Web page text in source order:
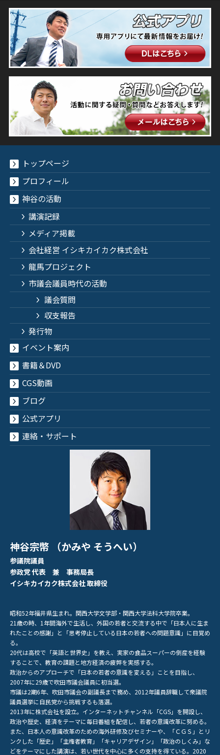
トップページ
プロフィール
神谷の活動
講演記録
メディア掲載
会社経営 イシキカイカク株式会社
龍馬プロジェクト
市議会議員時代の活動
議会質問
収支報告
発行物
イベント案内
書籍＆DVD
CGS動画
ブログ
公式アプリ
連絡・サポート
神谷宗幣 （かみや そうへい）
参議院議員
参政党 代表 兼 事務局長
イシキカイカク株式会社 取締役
昭和52年福井県生まれ。関西大学文学部・関西大学法科大学院卒業。
21歳の時、1年間海外で生活し、外国の若者と交流する中で「日本人に生ま
れたことの感謝」と「思考停止している日本の若者への問題意識」に目覚め
る。
20代は高校で「英語と世界史」を教え、実家の食品スーパーの倒産を経験
することで、教育の課題と地方経済の疲弊を実感する。
政治からのアプローチで「日本の若者の意識を変える」ことを目指し、
2007年に29歳で吹田市議会議員に初当選。
市議は2期6年、吹田市議会の副議長まで務め、2012年議員辞職して衆議院
議員選挙に自民党から挑戦するも落選。
2013年に株式会社を設立。インターネットチャンネル「CGS」を開設し、
政治や歴史、経済をテーマに毎日番組を配信し、若者の意識改革に努める。
また、日本人の意識改革のための海外研修及びセミナーや、「ＣＧＳ」とリ
ンクした「歴史」「主権者教育」「キャリアデザイン」「政治のしくみ」な
どをテーマにした講演は、若い世代を中心に多くの支持を得ている。2020